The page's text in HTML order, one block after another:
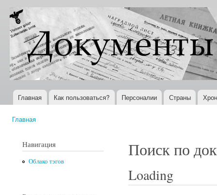
Документы
XX века
Всемирная
история в
Интернете
Главное меню
Главная Как пользоваться? Персоналии Страны
Главная
Навигация
Облако тэгов
Поиск по
Loading